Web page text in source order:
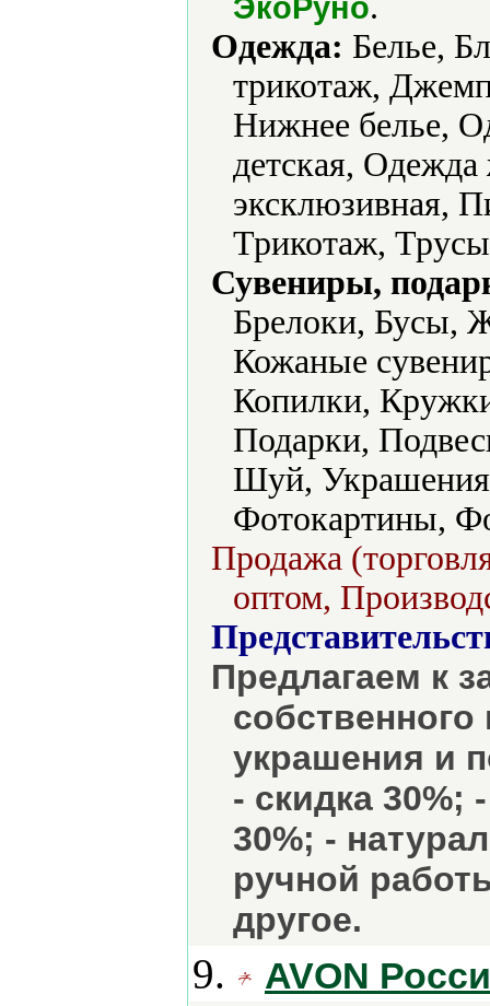
Одежда: Белье,
трикотаж,
Нижнее белье,
детская,
эксклюзивная,
Трикотаж,
Сувениры,
Брелоки, Бусы,
Кожаные
Копилки,
Подарки,
Шуй,
Фотокартины,
Продажа
оптом,
Предлагаем к
собственного
украшения и
- скидка 30%;
30%; -
ручной
другое.
9. AVON